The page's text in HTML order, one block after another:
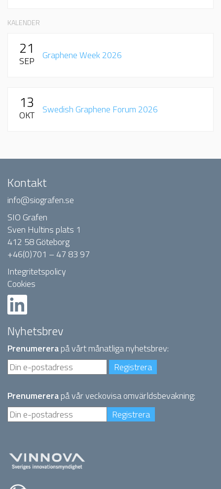
KALENDER
21
SEP Graphene Week 2026
13
OKT Swedish Graphene Forum 2026
Kontakt
info@siografen.se
SIO Grafen
Sven Hultins plats 1
412 58 Göteborg
+46(0)701 – 47 83 97
Integritetspolicy
Cookies
Nyhetsbrev
Prenumererapå vårt månatliga nyhetsbrev:
Prenumererapå vår veckovisa omvärldsbevakning: